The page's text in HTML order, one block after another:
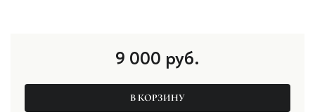
9 000 руб.
В КОРЗИНУ